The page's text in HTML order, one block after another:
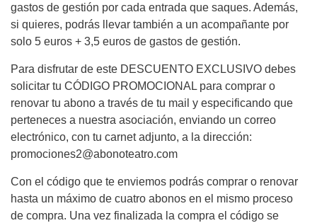
gastos de gestión por cada entrada que saques. Además,
si quieres, podrás llevar también a un acompañante por
solo 5 euros + 3,5 euros de gastos de gestión.
Para disfrutar de este DESCUENTO EXCLUSIVO debes
solicitar tu CÓDIGO PROMOCIONAL para comprar o
renovar tu abono a través de tu mail y especificando que
perteneces a nuestra asociación, enviando un correo
electrónico, con tu carnet adjunto, a la dirección:
promociones2@abonoteatro.com
Con el código que te enviemos podrás comprar o renovar
hasta un máximo de cuatro abonos en el mismo proceso
de compra. Una vez finalizada la compra el código se